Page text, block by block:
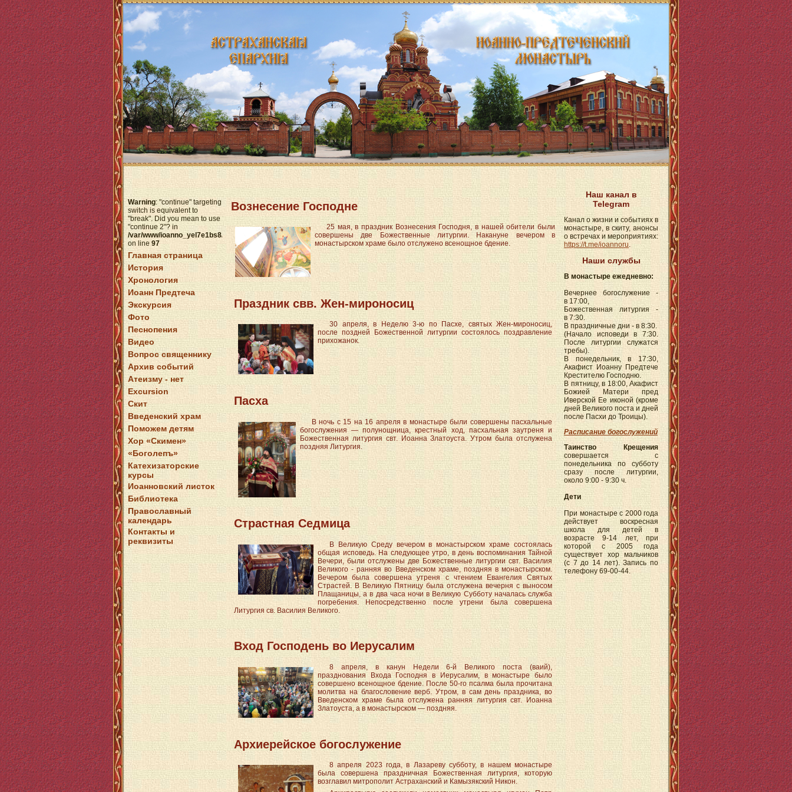
Warning: "continue" targeting
switch is equivalent to
"break". Did you mean to use
"continue 2"? in
/var/www/ioanno_yel7e1bs8/data/www/httpdocs/modules/mod_menu/helper.php
on line 97
Главная страница
История
Хронология
Иоанн Предтеча
Экскурсия
Фото
Песнопения
Видео
Вопрос священнику
Архив событий
Атеизму - нет
Excursion
Скит
Введенский храм
Поможем детям
Хор «Скимен»
«Боголепъ»
Катехизаторские
курсы
Иоанновский листок
Библиотека
Православный
календарь
Контакты и
реквизиты
Вознесение Господне
25 мая, в праздник Вознесения Господня, в нашей обители были
совершены две Божественные литургии. Накануне вечером в
монастырском храме было отслужено всенощное бдение.
Праздник свв. Жен-мироносиц
30 апреля, в Неделю 3-ю по Пасхе, святых Жен-мироносиц,
после поздней Божественной литургии состоялось поздравление
прихожанок.
Пасха
В ночь с 15 на 16 апреля в монастыре были совершены пасхальные
богослужения — полунощница, крестный ход, пасхальная заутреня и
Божественная литургия свт. Иоанна Златоуста. Утром была отслужена
поздняя Литургия.
Страстная Седмица
В Великую Среду вечером в монастырском храме состоялась
общая исповедь. На следующее утро, в день воспоминания Тайной
Вечери, были отслужены две Божественные литургии свт. Василия
Великого - ранняя во Введенском храме, поздняя в монастырском.
Вечером была совершена утреня с чтением Евангелия Святых
Страстей. В Великую Пятницу была отслужена вечерня с выносом
Плащаницы, а в два часа ночи в Великую Субботу началась служба
погребения. Непосредственно после утрени была совершена
Литургия св. Василия Великого.
Вход Господень во Иерусалим
8 апреля, в канун Недели 6-й Великого поста (ваий),
празднования Входа Господня в Иерусалим, в монастыре было
совершено всенощное бдение. После 50-го псалма была прочитана
молитва на благословение верб. Утром, в сам день праздника, во
Введенском храме была отслужена ранняя литургия свт. Иоанна
Златоуста, а в монастырском — поздняя.
Архиерейское богослужение
8 апреля 2023 года, в Лазареву субботу, в нашем монастыре
была совершена праздничная Божественная литургия, которую
возглавил митрополит Астраханский и Камызякский Никон.
Наш канал в
Telegram
Канал о жизни и событиях в
монастыре, в скиту, анонсы
о встречах и мероприятиях:
https://t.me/ioannoru.
Наши службы
В монастыре ежедневно:
Вечернее богослужение -
в 17:00,
Божественная литургия -
в 7:30.
В праздничные дни - в 8:30.
(Начало исповеди в 7:30.
После литургии служатся
требы).
В понедельник, в 17:30,
Акафист Иоанну Предтече
Крестителю Господню.
В пятницу, в 18:00, Акафист
Божией Матери пред
Иверской Ее иконой (кроме
дней Великого поста и дней
после Пасхи до Троицы).
Расписание богослужений
Таинство Крещения
совершается с
понедельника по субботу
сразу после литургии,
около 9:00 - 9:30 ч.
Дети
При монастыре с 2000 года
действует воскресная
школа для детей в
возрасте 9-14 лет, при
которой с 2005 года
существует хор мальчиков
(с 7 до 14 лет). Запись по
телефону 69-00-44.